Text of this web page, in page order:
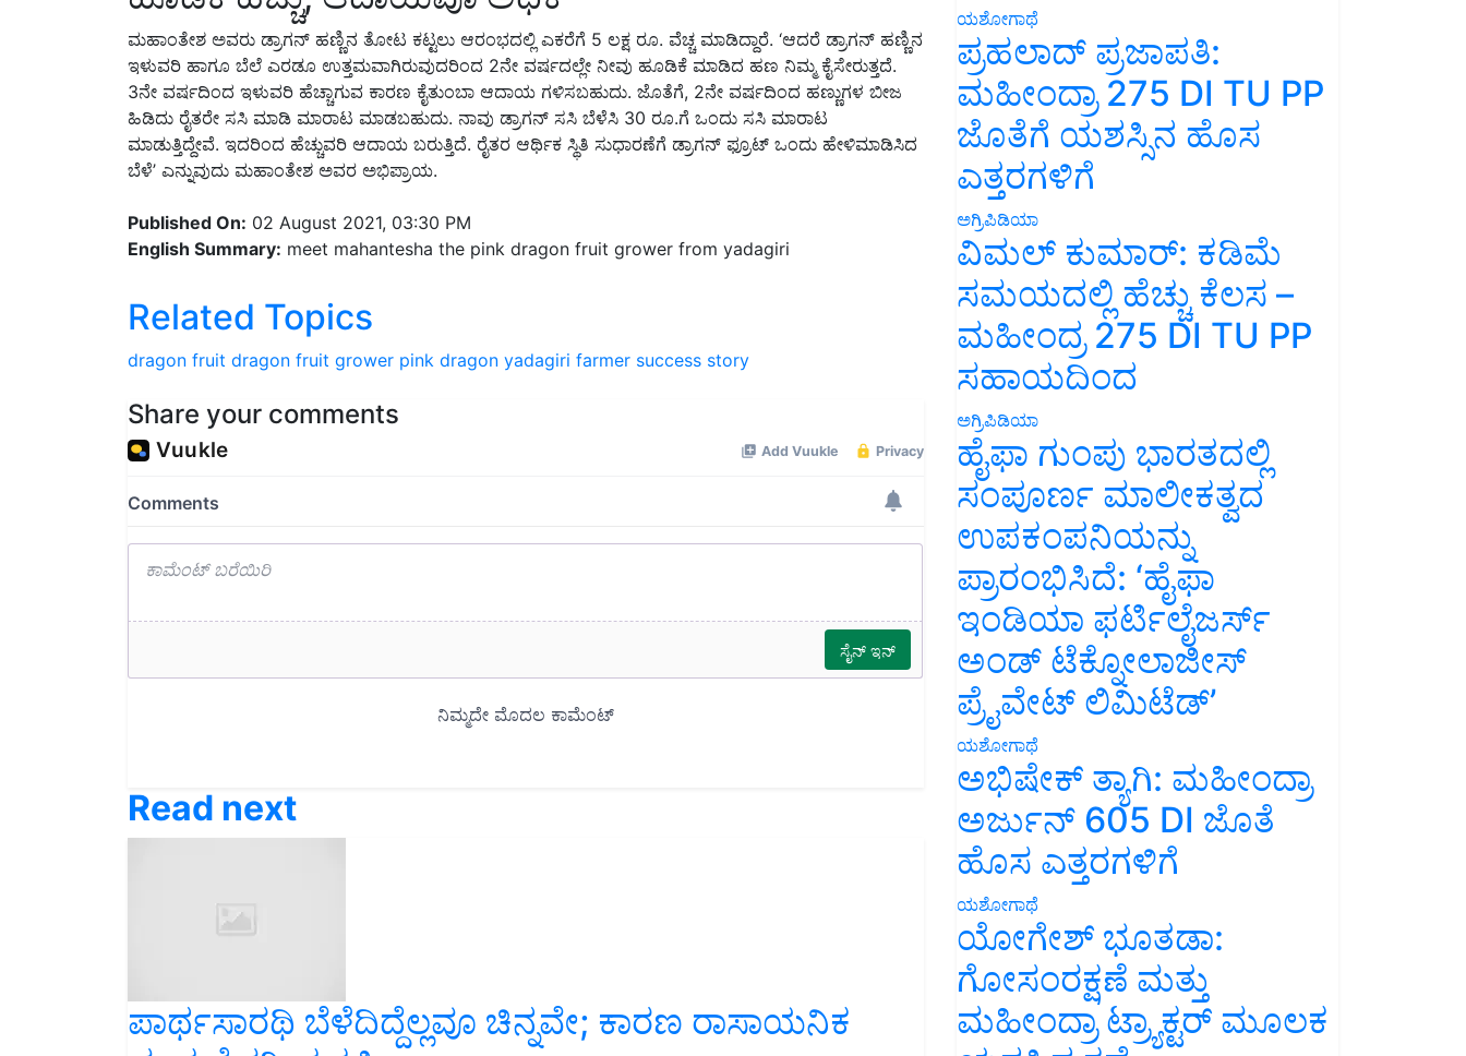
ಮಹಾಂತೇಶ ಅವರು ಡ್ರಾಗನ್ ಹಣ್ಣಿನ ತೋಟ ಕಟ್ಟಲು ಆರಂಭದಲ್ಲಿ ಎಕರೆಗೆ 5 ಲಕ್ಷ ರೂ. ವೆಚ್ಚ ಮಾಡಿದ್ದಾರೆ. ‘ಆದರೆ ಡ್ರಾಗನ್ ಹಣ್ಣಿನ
ಇಳುವರಿ ಹಾಗೂ ಬೆಲೆ ಎರಡೂ ಉತ್ತಮವಾಗಿರುವುದರಿಂದ 2ನೇ ವರ್ಷದಲ್ಲೇ ನೀವು ಹೂಡಿಕೆ ಮಾಡಿದ ಹಣ ನಿಮ್ಮ ಕೈಸೇರುತ್ತದೆ.
3ನೇ ವರ್ಷದಿಂದ ಇಳುವರಿ ಹೆಚ್ಚಾಗುವ ಕಾರಣ ಕೈತುಂಬಾ ಆದಾಯ ಗಳಿಸಬಹುದು. ಜೊತೆಗೆ, 2ನೇ ವರ್ಷದಿಂದ ಹಣ್ಣುಗಳ ಬೀಜ
ಹಿಡಿದು ರೈತರೇ ಸಸಿ ಮಾಡಿ ಮಾರಾಟ ಮಾಡಬಹುದು. ನಾವು ಡ್ರಾಗನ್ ಸಸಿ ಬೆಳೆಸಿ 30 ರೂ.ಗೆ ಒಂದು ಸಸಿ ಮಾರಾಟ
ಮಾಡುತ್ತಿದ್ದೇವೆ. ಇದರಿಂದ ಹೆಚ್ಚುವರಿ ಆದಾಯ ಬರುತ್ತಿದೆ. ರೈತರ ಆರ್ಥಿಕ ಸ್ಥಿತಿ ಸುಧಾರಣೆಗೆ ಡ್ರಾಗನ್ ಫ್ರೂಟ್ ಒಂದು ಹೇಳಿಮಾಡಿಸಿದ
ಬೆಳೆ’ ಎನ್ನುವುದು ಮಹಾಂತೇಶ ಅವರ ಅಭಿಪ್ರಾಯ.
English Summary:meet mahantesha the pink dragon fruit grower from yadagiri
dragon fruit dragon fruit grower
ಪಾರ್ಥಸಾರಥಿ ಬೆಳೆದಿದ್ದೆಲ್ಲವೂ ಚಿನ್ನವೇ; ಕಾರಣ ರಾಸಾಯನಿಕ
ಮುಕ್ತ ನೈಸರ್ಗಿಕ ಕೃಷಿ
ಯಶೋಗಾಥೆ
ಪ್ರಹಲಾದ್ ಪ್ರಜಾಪತಿ:
ಮಹೀಂದ್ರಾ 275 DI TU PP
ಜೊತೆಗೆ ಯಶಸ್ಸಿನ ಹೊಸ
ಎತ್ತರಗಳಿಗೆ
ಅಗ್ರಿಪಿಡಿಯಾ
ವಿಮಲ್ ಕುಮಾರ್: ಕಡಿಮೆ
ಸಮಯದಲ್ಲಿ ಹೆಚ್ಚು ಕೆಲಸ –
ಮಹೀಂದ್ರ 275 DI TU PP
ಸಹಾಯದಿಂದ
ಅಗ್ರಿಪಿಡಿಯಾ
ಹೈಫಾ ಗುಂಪು ಭಾರತದಲ್ಲಿ
ಸಂಪೂರ್ಣ ಮಾಲೀಕತ್ವದ
ಉಪಕಂಪನಿಯನ್ನು
ಪ್ರಾರಂಭಿಸಿದೆ: ‘ಹೈಫಾ
ಇಂಡಿಯಾ ಫರ್ಟಿಲೈಜರ್ಸ್
ಅಂಡ್ ಟೆಕ್ನೋಲಾಜೀಸ್
ಪ್ರೈವೇಟ್ ಲಿಮಿಟೆಡ್’
ಯಶೋಗಾಥೆ
ಅಭಿಷೇಕ್ ತ್ಯಾಗಿ: ಮಹೀಂದ್ರಾ
ಅರ್ಜುನ್ 605 DI ಜೊತೆ
ಹೊಸ ಎತ್ತರಗಳಿಗೆ
ಯಶೋಗಾಥೆ
ಯೋಗೇಶ್ ಭೂತಡಾ:
ಗೋಸಂರಕ್ಷಣೆ ಮತ್ತು
ಮಹೀಂದ್ರಾ ಟ್ರ್ಯಾಕ್ಟರ್ ಮೂಲಕ